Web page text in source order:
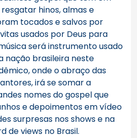
hinos, almas e
tocados e salvos por
usados por Deus para
será instrumento usado
brasileira neste
onde o abraço das
irá se somar a
nomes do gospel que
e depoimentos em vídeo
surpresas nos shows e na
de views no Brasil.